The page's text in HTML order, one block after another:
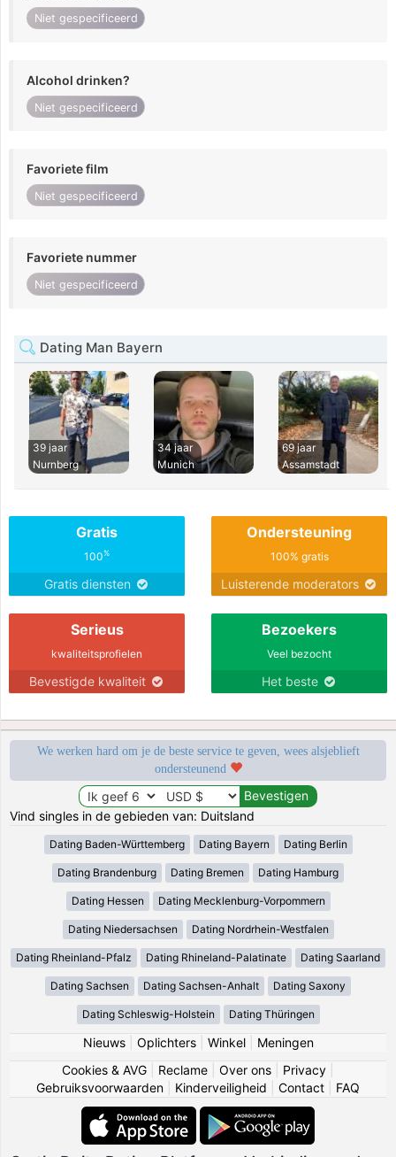
Niet gespecificeerd
Alcohol drinken?
Niet gespecificeerd
Favoriete film
Niet gespecificeerd
Favoriete nummer
Niet gespecificeerd
Dating Man Bayern
39 jaar
Nurnberg
34 jaar
Munich
69 jaar
Assamstadt
Gratis
100%
Gratis diensten
Ondersteuning
100% gratis
Luisterende moderators
Serieus
kwaliteitsprofielen
Bevestigde kwaliteit
Bezoekers
Veel bezocht
Het beste
We werken hard om je de beste service te geven, wees alsjeblieft
ondersteunend
Vind singles in de gebieden van: Duitsland
Dating Baden-Württemberg Dating Bayern Dating Berlin
Dating Brandenburg Dating Bremen Dating Hamburg
Dating Hessen Dating Mecklenburg-Vorpommern
Dating Niedersachsen Dating Nordrhein-Westfalen
Dating Rheinland-Pfalz Dating Rhineland-Palatinate Dating Saarland
Dating Sachsen Dating Sachsen-Anhalt Dating Saxony
Dating Schleswig-Holstein Dating Thüringen
Nieuws| Oplichters| Winkel| Meningen
Cookies & AVG
Reclame Over ons Privacy
Gebruiksvoorwaarden
Kinderveiligheid Contact FAQ